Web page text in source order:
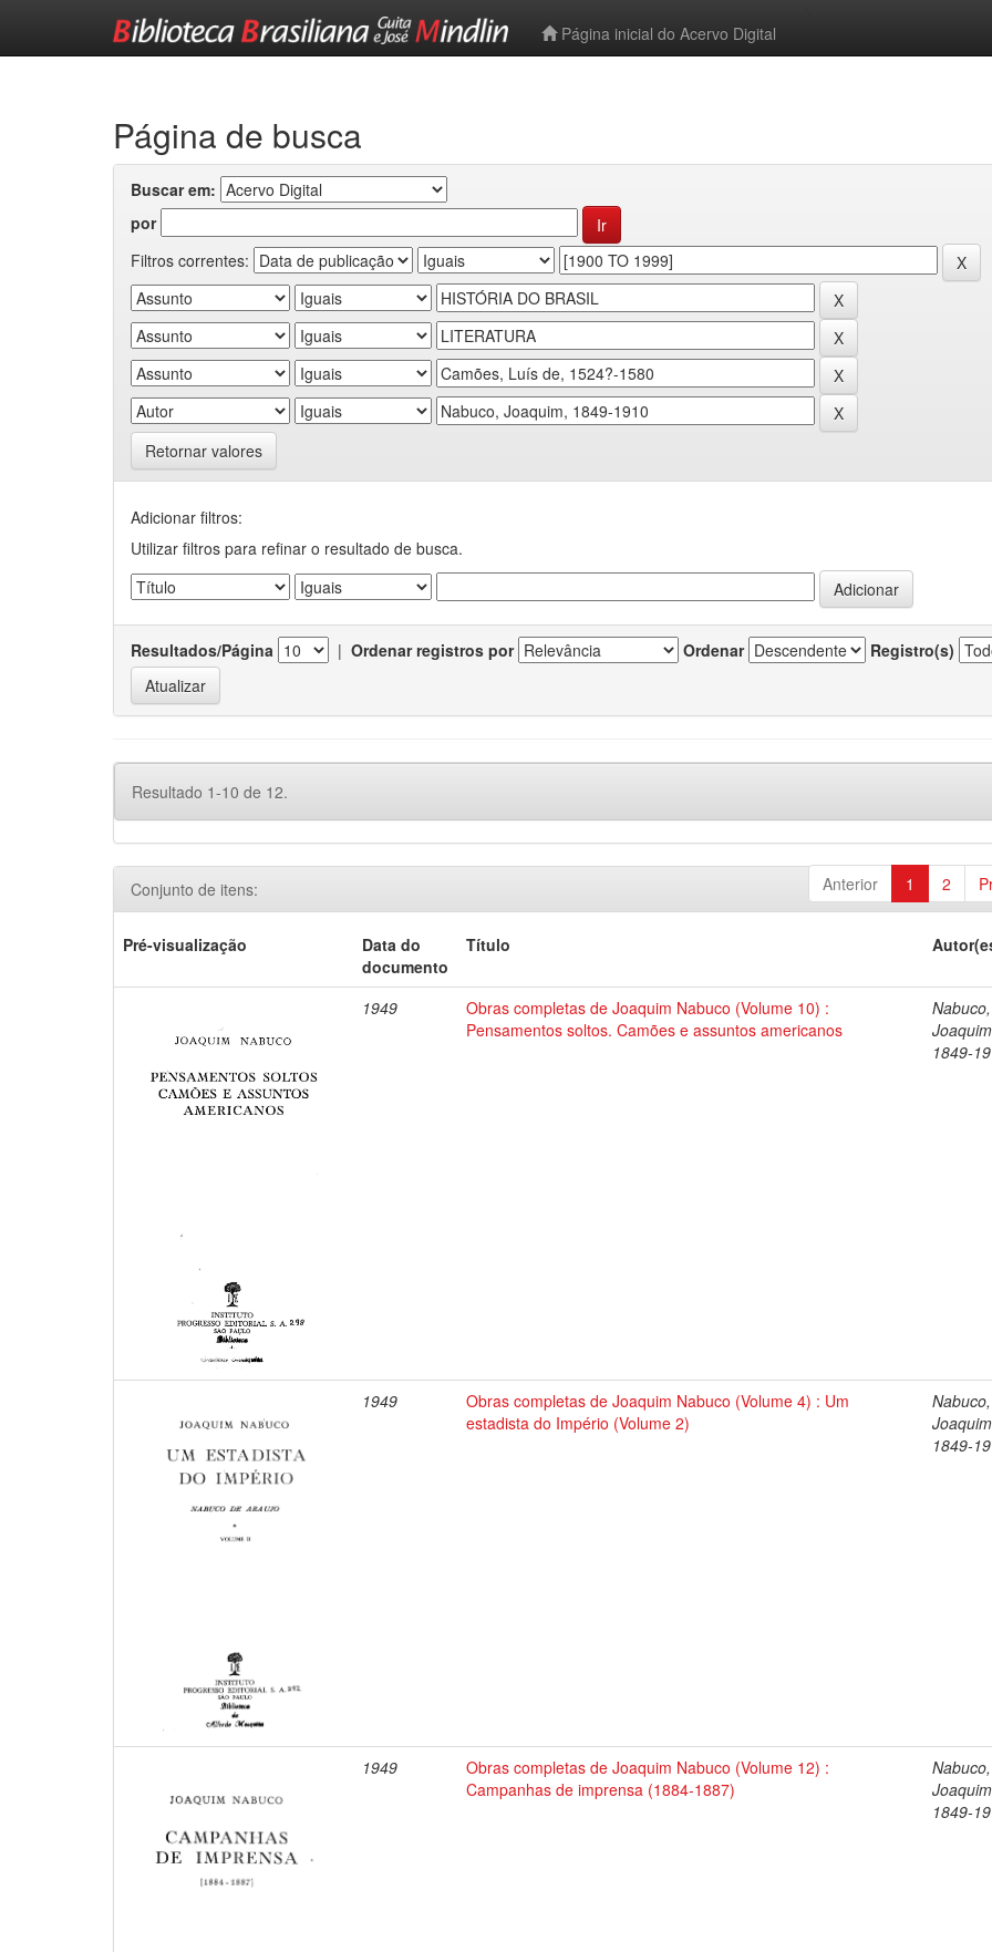
Página inicial do Acervo Digital
Página de busca
Buscar em:
por
Filtros correntes:
Retornar valores
Adicionar filtros:
Utilizar filtros para refinar o resultado de busca.
Resultados/Página | Ordenar registros por Ordenar Registro(s)
Resultado 1-10 de 12.
Anterior 1 2
Conjunto de itens:
Pré-visualização
Data do
documento
Título
1949
Obras completas de Joaquim Nabuco (Volume 10) :
Pensamentos soltos. Camões e assuntos americanos
Nabuco,
1849-
1949
Obras completas de Joaquim Nabuco (Volume 4) : Um
estadista do Império (Volume 2)
Nabuco,
1849-
1949
Obras completas de Joaquim Nabuco (Volume 12) :
Campanhas de imprensa (1884-1887)
Nabuco,
1849-